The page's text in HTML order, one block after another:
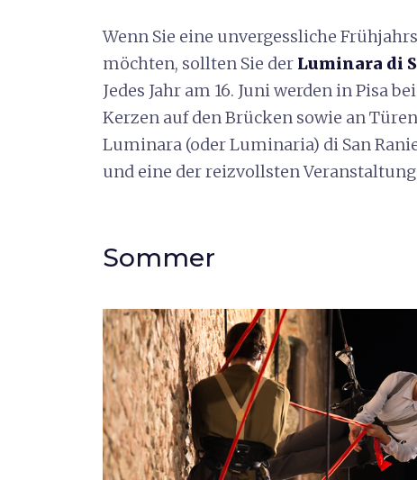
Wenn Sie eine unvergessliche
möchten, sollten Sie der Luminara di
Jedes Jahr am 16. Juni werden in Pisa
Kerzen auf den Brücken sowie an
Luminara (oder Luminaria) di San
und eine der reizvollsten
Sommer